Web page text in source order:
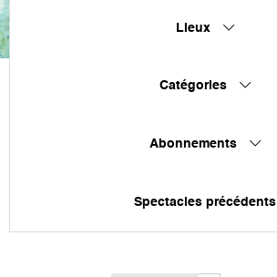
Lieux
Catégories
Abonnements
Spectacles précédents